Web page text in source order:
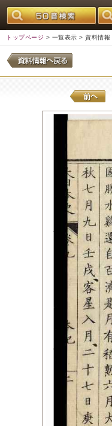
トップページ > 一覧表示 > 資料情報